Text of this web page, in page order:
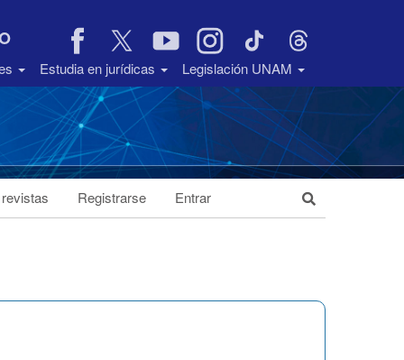
Estudia en jurídicas Legislación UNAM
Registrarse Entrar